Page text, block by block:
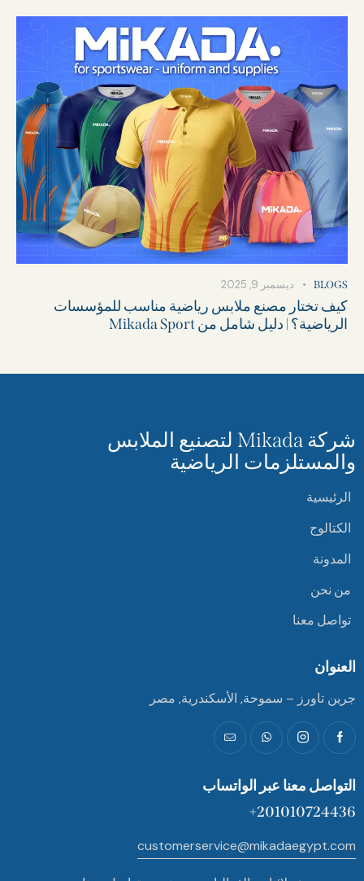
BLOGS ديسمبر 9, 2025
كيف تختار مصنع ملابس رياضية مناسب للمؤسسات
الرياضية؟ | دليل شامل من Mikada Sport
شركة Mikada لتصنيع الملابس
والمستلزمات الرياضية
الرئيسية
الكتالوج
المدونة
من نحن
تواصل معنا
العنوان
جرين تاورز – سموحة, الأسكندرية, مصر
التواصل معنا عبر الواتساب
201010724436+
customerservice@mikadaegypt.com